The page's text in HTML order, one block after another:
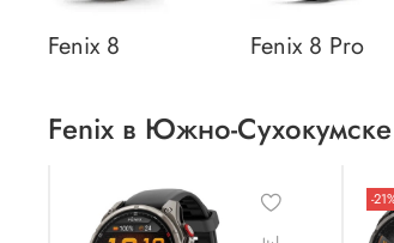
Fenix 8 Fenix 8 Pro
Fenix в Южно-Сухокумске
-